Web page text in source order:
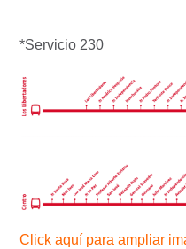
*Servicio 230
Click aquí para ampliar